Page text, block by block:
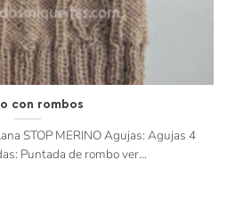
con rombos
STOP MERINO Agujas: Agujas 4
Puntada de rombo ver...